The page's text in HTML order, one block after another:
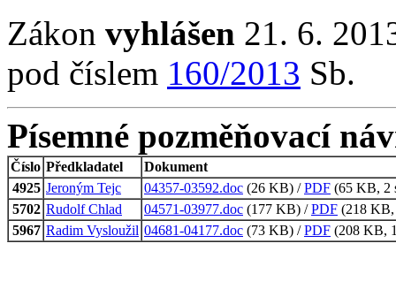
Zákon vyhlášen 21. 6.
pod číslem 160/2013 Sb.
Písemné pozměňovací
Číslo Předkladatel
Dokument
4925 Jeroným Tejc 04357-03592.doc (26 KB) /PDF (65 KB, 2
5702 Rudolf Chlad 04571-03977.doc (177 KB) /PDF (218 KB,
5967 Radim Vysloužil 04681-04177.doc (73 KB) /PDF (208 KB,